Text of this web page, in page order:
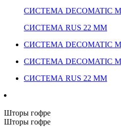
СИСТЕМА DECOMATIC
СИСТЕМА RUS 22 ММ
СИСТЕМА DECOMATIC
СИСТЕМА DECOMATIC
СИСТЕМА RUS 22 ММ
Шторы гофре
Шторы гофре